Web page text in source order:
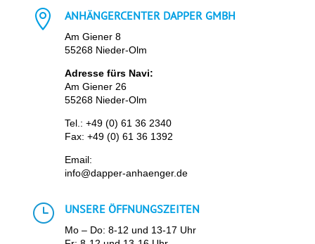
 ANHÄNGERCENTER DAPPER GMBH
Am Giener 8
55268 Nieder-Olm
Adresse fürs Navi:
Am Giener 26
55268 Nieder-Olm
Tel.: +49 (0) 61 36 2340
Fax: +49 (0) 61 36 1392
Email:
info@dapper-anhaenger.de
} UNSERE ÖFFNUNGSZEITEN
Mo – Do: 8-12 und 13-17 Uhr